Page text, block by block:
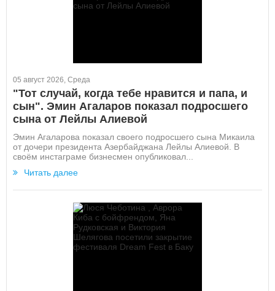
05 август 2026, Среда
"Тот случай, когда тебе нравится и папа, и
сын". Эмин Агаларов показал подросшего
сына от Лейлы Алиевой
Эмин Агаларова показал своего подросшего сына Микаила
от дочери президента Азербайджана Лейлы Алиевой. В
своём инстаграме бизнесмен опубликовал...
Читать далее